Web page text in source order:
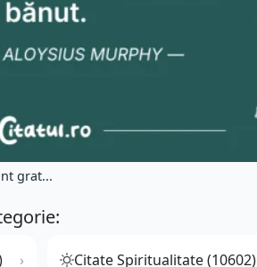
grat...
Citate Spiritualitate (10602)